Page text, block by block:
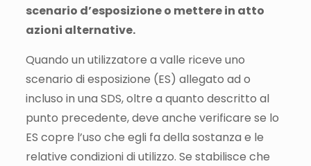
scenario d’esposizione o mettere in atto
azioni alternative.
Quando un utilizzatore a valle riceve uno
scenario di esposizione (ES) allegato ad o
incluso in una SDS, oltre a quanto descritto al
punto precedente, deve anche verificare se lo
ES copre l’uso che egli fa della sostanza e le
relative condizioni di utilizzo. Se stabilisce che